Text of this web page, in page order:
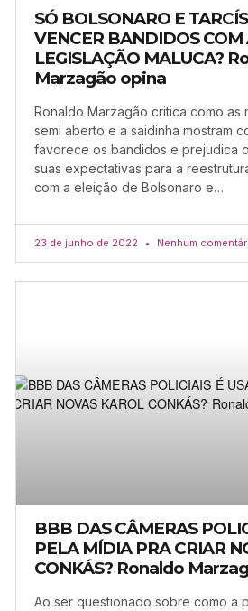
SÓ BOLSONARO E
VENCER BANDIDOS COM
LEGISLAÇÃO MALUCA?
Marzagão opina
Ronaldo Marzagão critica como as
semi aberto e a saidinha mostram
favorece os bandidos e prejudica
suas expectativas para a
com a eleição de Bolsonaro e…
23 de junho de 2022 Nenhum
BBB DAS CÂMERAS
PELA MÍDIA PRA CRIAR
CONKÁS? Ronaldo
Ao ser questionado sobre como a